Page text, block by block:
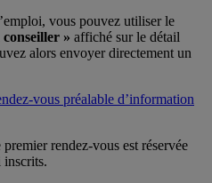
vous pouvez utiliser le
» affiché sur le détail
alors envoyer directement un
vous préalable d’information
rendez-vous est réservée
inscrits.